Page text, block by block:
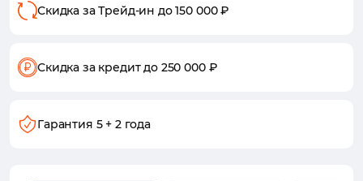
Скидка за Трейд-ин до 150 000 ₽
Скидка за кредитдо 250 000 ₽
Гарантия 5 + 2 года